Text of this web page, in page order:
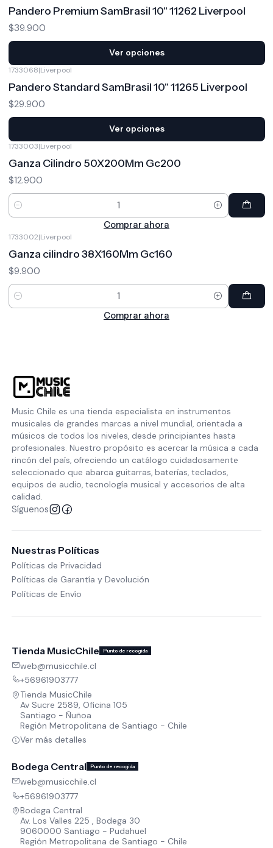
Pandero Premium SamBrasil 10" 11262 Liverpool
$39.900
Ver opciones
1733068|Liverpool
Pandero Standard SamBrasil 10" 11265 Liverpool
$29.900
Ver opciones
1733003|Liverpool
Ganza Cilindro 50X200Mm Gc200
$12.900
Cantidad
Comprar ahora
1733002|Liverpool
Ganza cilindro 38X160Mm Gc160
$9.900
Cantidad
Comprar ahora
Music Chile es una tienda especialista en instrumentos
musicales de grandes marcas a nivel mundial, orientada a
músicos de todos los niveles, desde principiantes hasta
profesionales. Nuestro propósito es acercar la música a cada
rincón del país, ofreciendo un catálogo cuidadosamente
seleccionado que abarca guitarras, baterías, teclados,
equipos de audio, tecnología musical y accesorios de alta
calidad.
Síguenos
Nuestras Políticas
Políticas de Privacidad
Políticas de Garantía y Devolución
Políticas de Envío
Tienda MusicChile Punto de recogida
web@musicchile.cl
+56961903777
Tienda MusicChile
Av Sucre 2589, Oficina 105
Santiago - Ñuñoa
Región Metropolitana de Santiago - Chile
Ver más detalles
Bodega Central Punto de recogida
web@musicchile.cl
+56961903777
Bodega Central
Av. Los Valles 225 , Bodega 30
9060000 Santiago - Pudahuel
Región Metropolitana de Santiago - Chile